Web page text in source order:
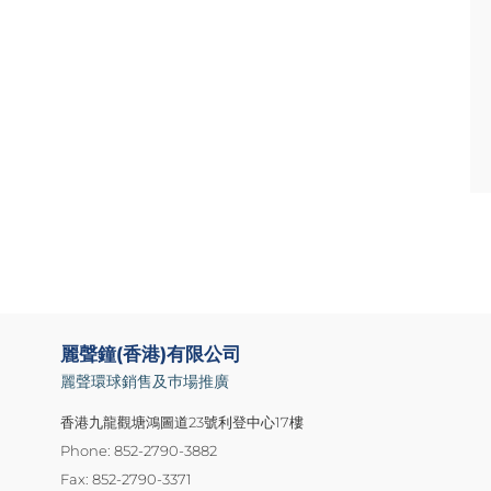
麗聲鐘(香港)有限公司
麗聲環球銷售及巿場推廣
香港九龍觀塘鴻圖道23號利登中心17樓
Phone: 852-2790-3882
Fax: 852-2790-3371